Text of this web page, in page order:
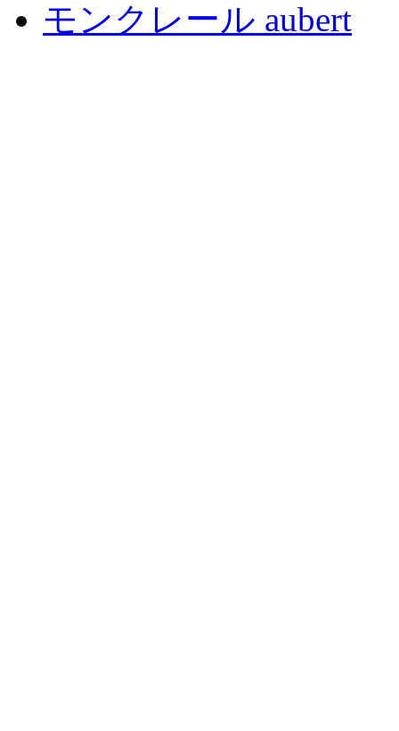
モンクレール aubert